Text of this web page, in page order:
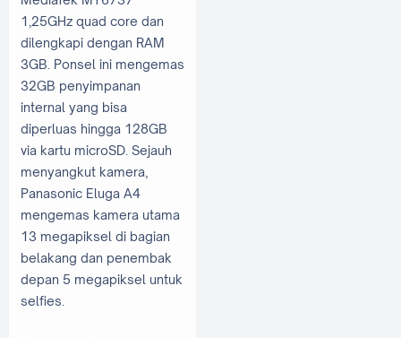
1,25GHz quad core dan
dilengkapi dengan RAM
3GB. Ponsel ini mengemas
32GB penyimpanan
internal yang bisa
diperluas hingga 128GB
via kartu microSD. Sejauh
menyangkut kamera,
Panasonic Eluga A4
mengemas kamera utama
13 megapiksel di bagian
belakang dan penembak
depan 5 megapiksel untuk
selfies.